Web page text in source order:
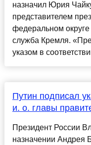
назначил Юрия
представителем
федеральном
служба Кремля.
указом в
Путин подписал
и. о. главы
Президент России
назначении Андрея